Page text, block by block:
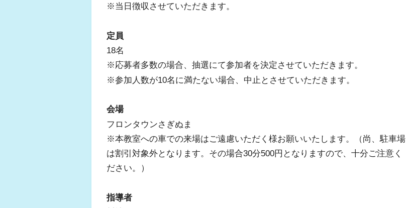
※当日徴収させていただきます。
定員
18名
※応募者多数の場合、抽選にて参加者を決定させていただきます。
※参加人数が10名に満たない場合、中止とさせていただきます。
会場
フロンタウンさぎぬま
※本教室への車での来場はご遠慮いただく様お願いいたします。（尚、駐車場
は割引対象外となります。その場合30分500円となりますので、十分ご注意く
ださい。）
指導者